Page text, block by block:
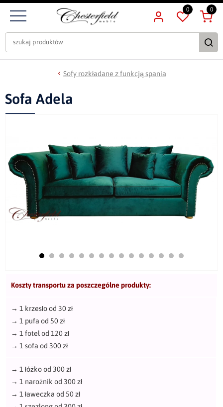
0 0
Sofy rozkładane z funkcją spania
Sofa Adela
Koszty transportu za poszczególne produkty:
→ 1 krzesło od 30 zł
→ 1 pufa od 50 zł
→ 1 fotel od 120 zł
→ 1 sofa od 300 zł
→ 1 łóżko od 300 zł
→ 1 narożnik od 300 zł
→ 1 ławeczka od 50 zł